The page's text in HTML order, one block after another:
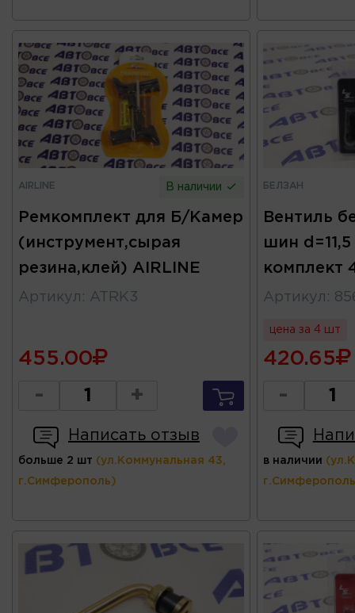
AIRLINE В наличии
Ремкомплект для Б/Камер
(инструмент,сырая
резина,клей) AIRLINE
Артикул : ATRK3
455.00
- +
Написать отзыв
больше 2 шт (ул.Коммунальная 43,
г.Симферополь)
БЕЛЗАН
Вентиль
шин
комплект
Артикул :
цена за 4 шт
420.65
-
в наличии